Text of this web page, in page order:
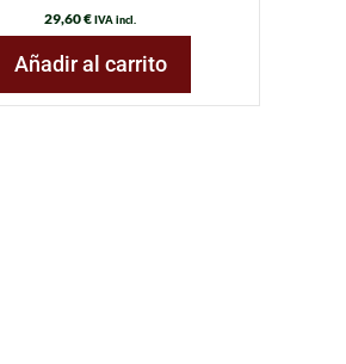
29,60€IVA incl.
Añadir al carrito